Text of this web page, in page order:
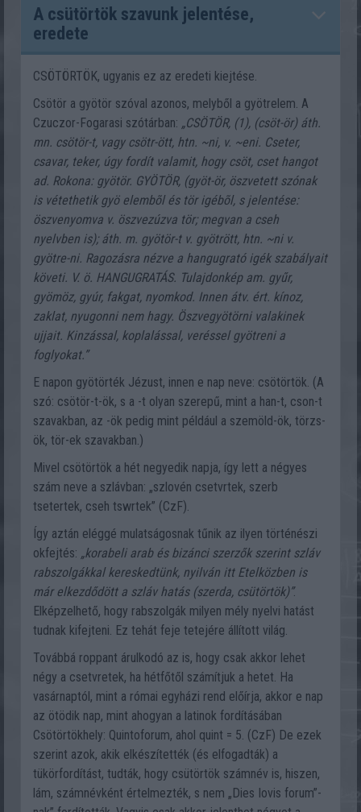
A csütörtök szavunk jelentése,
eredete
CSÖTÖRTÖK, ugyanis ez az eredeti kiejtése.
Csötör a gyötör szóval azonos, melyből a gyötrelem. A
Czuczor-Fogarasi szótárban: „CSÖTÖR, (1), (csöt-ör) áth.
mn. csötör-t, vagy csötr-ött, htn. ~ni, v. ~eni. Cseter,
csavar, teker, úgy fordít valamit, hogy csöt, cset hangot
ad. Rokona: gyötör. GYÖTÖR, (gyöt-ör, öszvetett szónak
is vétethetik gyö elembõl és tör igébõl, s jelentése:
öszvenyomva v. öszvezúzva tör; megvan a cseh
nyelvben is); áth. m. gyötör-t v. gyötrött, htn. ~ni v.
gyötre-ni. Ragozásra nézve a hangugrató igék szabályait
követi. V. ö. HANGUGRATÁS. Tulajdonkép am. gyűr,
gyömöz, gyúr, fakgat, nyomkod. Innen átv. ért. kínoz,
zaklat, nyugonni nem hagy. Öszvegyötörni valakinek
ujjait. Kinzással, koplalással, veréssel gyötreni a
foglyokat.”
E napon gyötörték Jézust, innen e nap neve: csötörtök. (A
szó: csötör-t-ök, s a -t olyan szerepű, mint a han-t, cson-t
szavakban, az -ök pedig mint például a szemöld-ök, törzs-
ök, tör-ek szavakban.)
Mivel csötörtök a hét negyedik napja, így lett a négyes
szám neve a szlávban: „szlovén csetvrtek, szerb
tsetertek, cseh tswrtek” (CzF).
Így aztán eléggé mulatságosnak tűnik az ilyen történészi
okfejtés: „korabeli arab és bizánci szerzők szerint szláv
rabszolgákkal kereskedtünk, nyilván itt Etelközben is
már elkezdődött a szláv hatás (szerda, csütörtök)”.
Elképzelhető, hogy rabszolgák milyen mély nyelvi hatást
tudnak kifejteni. Ez tehát feje tetejére állított világ.
Továbbá roppant árulkodó az is, hogy csak akkor lehet
négy a csetvretek, ha hétfőtől számítjuk a hetet. Ha
vasárnaptól, mint a római egyházi rend előírja, akkor e nap
az ötödik nap, mint ahogyan a latinok fordításában
Csötörtökhely: Quintoforum, ahol quint = 5. (CzF) De ezek
szerint azok, akik elkészítették (és elfogadták) a
tükörfordítást, tudták, hogy csütörtök számnév is, hiszen,
lám, számnévként értelmezték, s nem „Dies Iovis forum”-